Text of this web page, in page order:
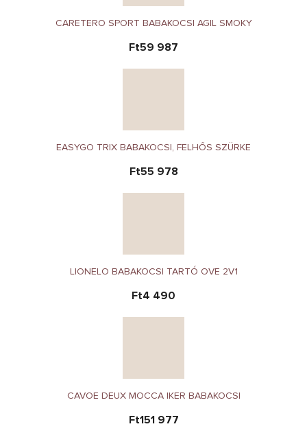
CARETERO SPORT BABAKOCSI AGIL SMOKY
Ft59 987
EASYGO TRIX BABAKOCSI, FELHŐS SZÜRKE
Ft55 978
LIONELO BABAKOCSI TARTÓ OVE 2V1
Ft4 490
CAVOE DEUX MOCCA IKER BABAKOCSI
Ft151 977